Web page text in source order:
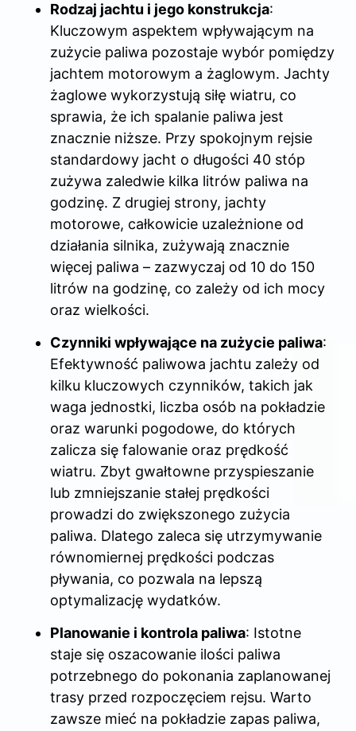
Rodzaj jachtu i jego konstrukcja:
Kluczowym aspektem wpływającym na
zużycie paliwa pozostaje wybór pomiędzy
jachtem motorowym a żaglowym. Jachty
żaglowe wykorzystują siłę wiatru, co
sprawia, że ich spalanie paliwa jest
znacznie niższe. Przy spokojnym rejsie
standardowy jacht o długości 40 stóp
zużywa zaledwie kilka litrów paliwa na
godzinę. Z drugiej strony, jachty
motorowe, całkowicie uzależnione od
działania silnika, zużywają znacznie
więcej paliwa – zazwyczaj od 10 do 150
litrów na godzinę, co zależy od ich mocy
oraz wielkości.
Czynniki wpływające na zużycie paliwa:
Efektywność paliwowa jachtu zależy od
kilku kluczowych czynników, takich jak
waga jednostki, liczba osób na pokładzie
oraz warunki pogodowe, do których
zalicza się falowanie oraz prędkość
wiatru. Zbyt gwałtowne przyspieszanie
lub zmniejszanie stałej prędkości
prowadzi do zwiększonego zużycia
paliwa. Dlatego zaleca się utrzymywanie
równomiernej prędkości podczas
pływania, co pozwala na lepszą
optymalizację wydatków.
Planowanie i kontrola paliwa: Istotne
staje się oszacowanie ilości paliwa
potrzebnego do pokonania zaplanowanej
trasy przed rozpoczęciem rejsu. Warto
zawsze mieć na pokładzie zapas paliwa,